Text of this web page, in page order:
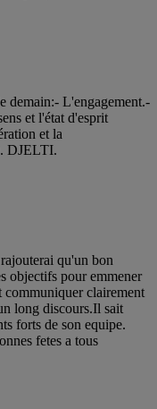
demain:- L'engagement.-
et l'état d'esprit
et la
DJELTI.
qu'un bon
objectifs pour emmener
clairement
long discours.Il sait
forts de son equipe.
fetes a tous